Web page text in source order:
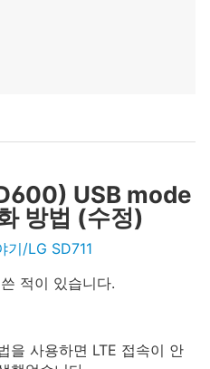
USB mode
방법 (수정)
기/LG SD711
적이 있습니다.
을 사용하면 LTE 접속이 안